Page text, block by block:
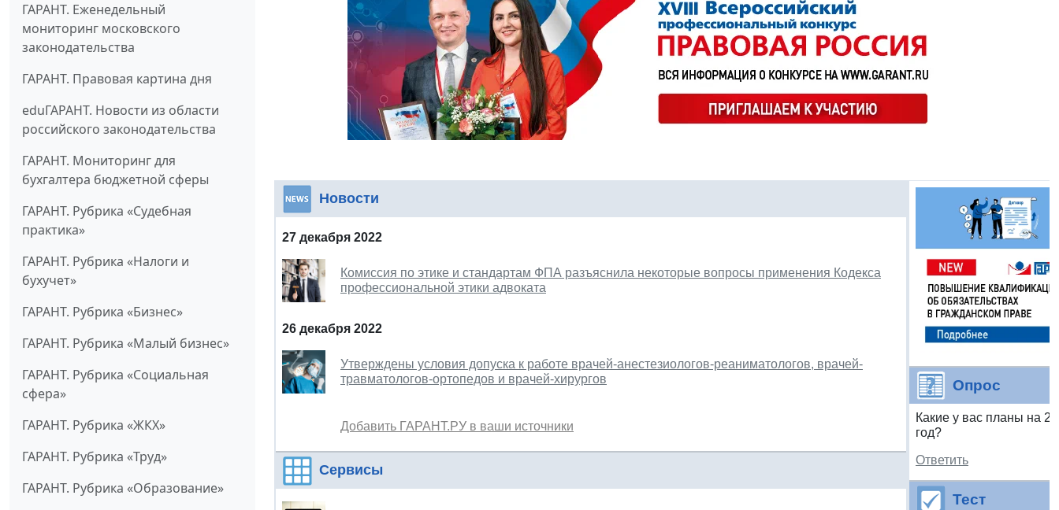
ГАРАНТ. Еженедельный
мониторинг московского
законодательства
ГАРАНТ. Правовая картина дня
eduГАРАНТ. Новости из области
российского законодательства
ГАРАНТ. Мониторинг для
бухгалтера бюджетной сферы
ГАРАНТ. Рубрика «Судебная
практика»
ГАРАНТ. Рубрика «Налоги и
бухучет»
ГАРАНТ. Рубрика «Бизнес»
ГАРАНТ. Рубрика «Малый бизнес»
ГАРАНТ. Рубрика «Социальная
сфера»
ГАРАНТ. Рубрика «ЖКХ»
ГАРАНТ. Рубрика «Труд»
ГАРАНТ. Рубрика «Образование»
Новости
27 декабря 2022
Комиссия по этике и стандартам ФПА разъяснила некоторые вопросы применения Кодекса
профессиональной этики адвоката
26 декабря 2022
Утверждены условия допуска к работе врачей-анестезиологов-реаниматологов, врачей-
травматологов-ортопедов и врачей-хирургов
Добавить ГАРАНТ.РУ в ваши источники
Сервисы
Опрос
Какие у вас планы на
год?
Ответить
Тест